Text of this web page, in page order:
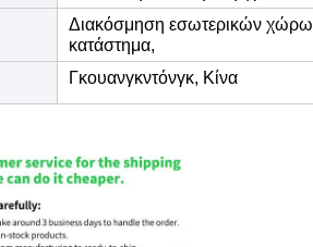
Διακόσμηση εσωτερικών
κατάστημα,
Γκουανγκντόνγκ, Κίνα